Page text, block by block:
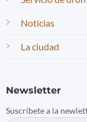
Noticias
La ciudad
Newsletter
Suscríbete a la